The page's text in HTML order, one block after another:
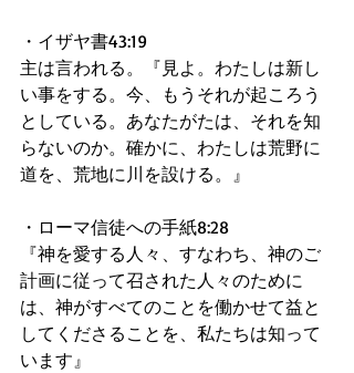
・イザヤ書43:19
主は言われる。『見よ。わたしは新し
い事をする。今、もうそれが起ころう
としている。あなたがたは、それを知
らないのか。確かに、わたしは荒野に
道を、荒地に川を設ける。』
・ローマ信徒への手紙8:28
『神を愛する人々、すなわち、神のご
計画に従って召された人々のために
は、神がすべてのことを働かせて益と
してくださることを、私たちは知って
います』